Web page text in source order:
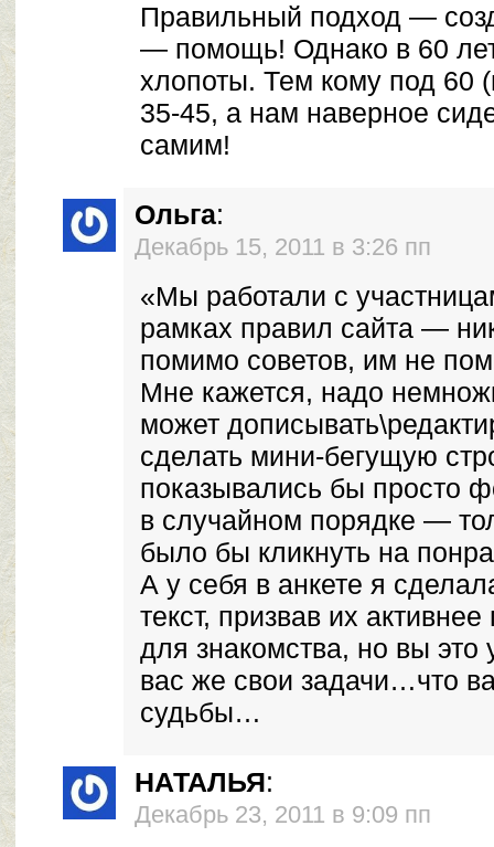
Правильный подход —
— помощь! Однако в 60
хлопоты. Тем кому под 60
35-45, а нам наверное
самим!
Ольга:
Декабрь 15, 2011 в 3:26 пп
«Мы работали с
рамках правил сайта —
помимо советов, им не
Мне кажется, надо
может
сделать мини-бегущую
показывались бы просто
в случайном порядке —
было бы кликнуть на
А у себя в анкете я
текст, призвав их
для знакомства, но вы это
вас же свои задачи…что
судьбы…
НАТАЛЬЯ:
Декабрь 23, 2011 в 9:09 пп